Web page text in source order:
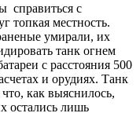
справиться с
топкая местность.
умирали, их
танк огнем
с расстояния 500
и орудиях. Танк
как выяснилось,
остались лишь